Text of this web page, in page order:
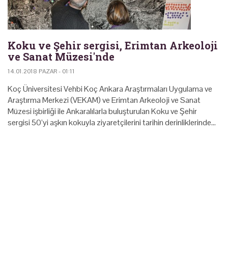
Koku ve Şehir sergisi, Erimtan Arkeoloji
ve Sanat Müzesi'nde
14.01.2018 PAZAR - 01:11
Koç Üniversitesi Vehbi Koç Ankara Araştırmaları Uygulama ve
Araştırma Merkezi (VEKAM) ve Erimtan Arkeoloji ve Sanat
Müzesi işbirliği ile Ankaralılarla buluşturulan Koku ve Şehir
sergisi 50’yi aşkın kokuyla ziyaretçilerini tarihin derinliklerinde…